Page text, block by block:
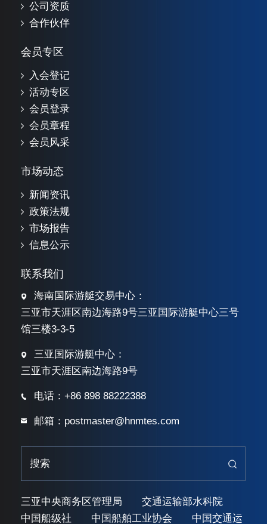
公司资质
合作伙伴
会员专区
入会登记
活动专区
会员登录
会员章程
会员风采
市场动态
新闻资讯
政策法规
市场报告
信息公示
联系我们
海南国际游艇交易中心：
三亚市天涯区南边海路9号三亚国际游艇中心三号
馆三楼3-3-5
三亚国际游艇中心：
三亚市天涯区南边海路9号
电话：+86 898 88222388
邮箱：postmaster@hnmtes.com
三亚中央商务区管理局
交通运输部水科院
中国船级社
中国船舶工业协会 中国交通运